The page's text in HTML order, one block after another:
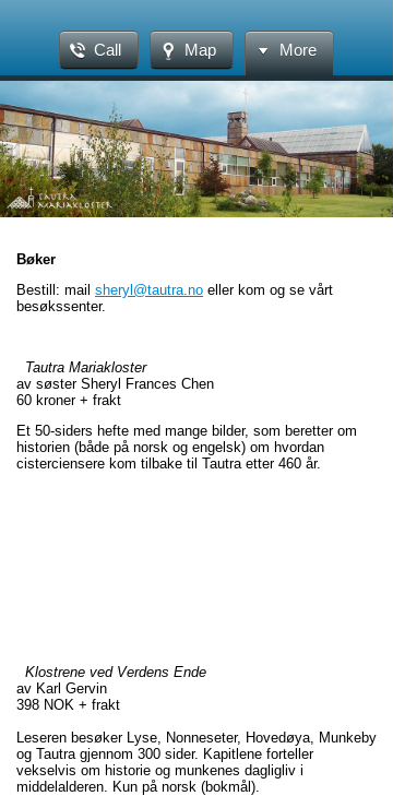
Call Map More
Bøker
Bestill: mail sheryl@tautra.no eller kom og se vårt
besøkssenter.
Tautra Mariakloster
av søster Sheryl Frances Chen
60 kroner + frakt
Et 50-siders hefte med mange bilder, som beretter om
historien (både på norsk og engelsk) om hvordan
cisterciensere kom tilbake til Tautra etter 460 år.
Klostrene ved Verdens Ende
av Karl Gervin
398 NOK + frakt
Leseren besøker Lyse, Nonneseter, Hovedøya, Munkeby
og Tautra gjennom 300 sider. Kapitlene forteller
vekselvis om historie og munkenes dagligliv i
middelalderen. Kun på norsk (bokmål).